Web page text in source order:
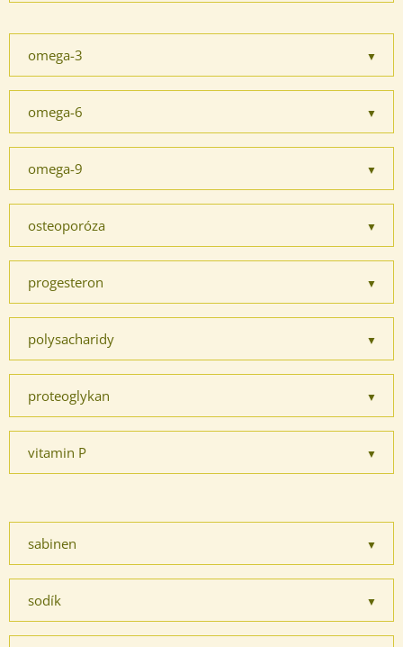
omega-3
omega-6
omega-9
osteoporóza
progesteron
polysacharidy
proteoglykan
vitamin P
sabinen
sodík